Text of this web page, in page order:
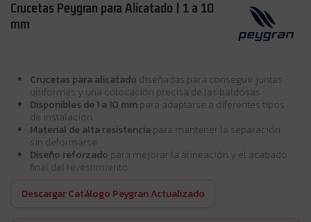
Crucetas Peygran para Alicatado | 1 a 10
mm
Crucetas para alicatado diseñadas para conseguir juntas
uniformes y una colocación precisa de las baldosas.
Disponibles de 1 a 10 mm para adaptarse a diferentes tipos
de instalación.
Material de alta resistencia para mantener la separación
sin deformarse.
Diseño reforzado para mejorar la alineación y el acabado
final del revestimiento.
Descargar Catálogo Peygran Actualizado